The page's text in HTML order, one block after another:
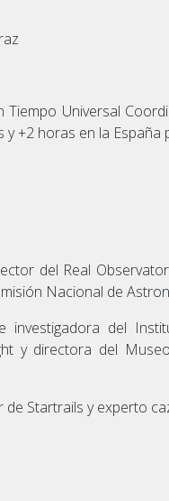
Universal
+2 horas en la España
del Real
Nacional de
investigadora del
y directora del
Startrails y experto